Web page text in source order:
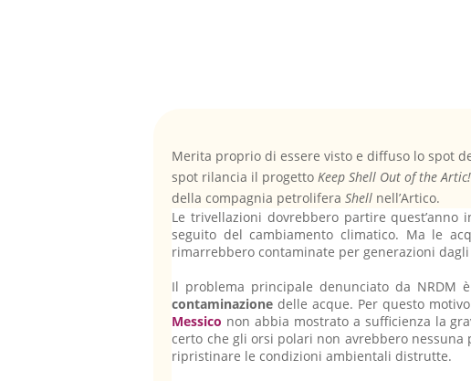
Merita proprio di essere visto e diffuso lo spot
spot rilancia il progettoKeep Shell Out of the Artic!
della compagnia petroliferaShell nell’Artico.
Le trivellazioni dovrebbero partire
seguito del cambiamento climatico. Ma le
rimarrebbero contaminate per generazioni
Il problema principale denunciato da NRDM
contaminazione delle acque. Per questo
Messico non abbia mostrato a sufficienza la
certo che gli orsi polari non avrebbero
ripristinare le condizioni ambientali distrutte.